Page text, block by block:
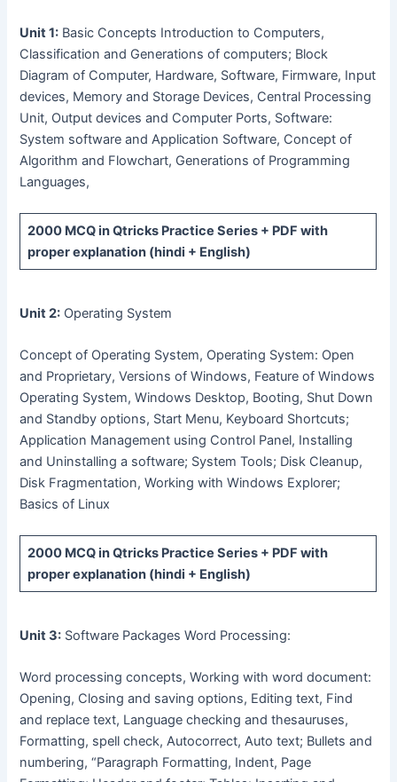
Unit 1: Basic Concepts Introduction to Computers,
Classification and Generations of computers; Block
Diagram of Computer, Hardware, Software, Firmware, Input
devices, Memory and Storage Devices, Central Processing
Unit, Output devices and Computer Ports, Software:
System software and Application Software, Concept of
Algorithm and Flowchart, Generations of Programming
Languages,
2000 MCQin Qtricks Practice Series + PDF with
proper explanation (hindi + English)
Unit 2: Operating System
Concept of Operating System, Operating System: Open
and Proprietary, Versions of Windows, Feature of Windows
Operating System, Windows Desktop, Booting, Shut Down
and Standby options, Start Menu, Keyboard Shortcuts;
Application Management using Control Panel, Installing
and Uninstalling a software; System Tools; Disk Cleanup,
Disk Fragmentation, Working with Windows Explorer;
Basics of Linux
2000 MCQin Qtricks Practice Series + PDF with
proper explanation (hindi + English)
Unit 3: Software Packages Word Processing:
Word processing concepts, Working with word document:
Opening, Closing and saving options, Editing text, Find
and replace text, Language checking and thesauruses,
Formatting, spell check, Autocorrect, Auto text; Bullets and
numbering, “Paragraph Formatting, Indent, Page